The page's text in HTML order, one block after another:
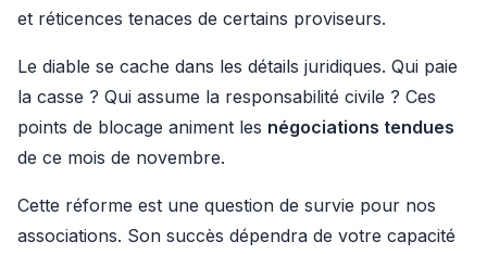
et réticences tenaces de certains proviseurs.
Le diable se cache dans les détails juridiques. Qui paie
la casse ? Qui assume la responsabilité civile ? Ces
points de blocage animent les négociations tendues
de ce mois de novembre.
Cette réforme est une question de survie pour nos
associations. Son succès dépendra de votre capacité